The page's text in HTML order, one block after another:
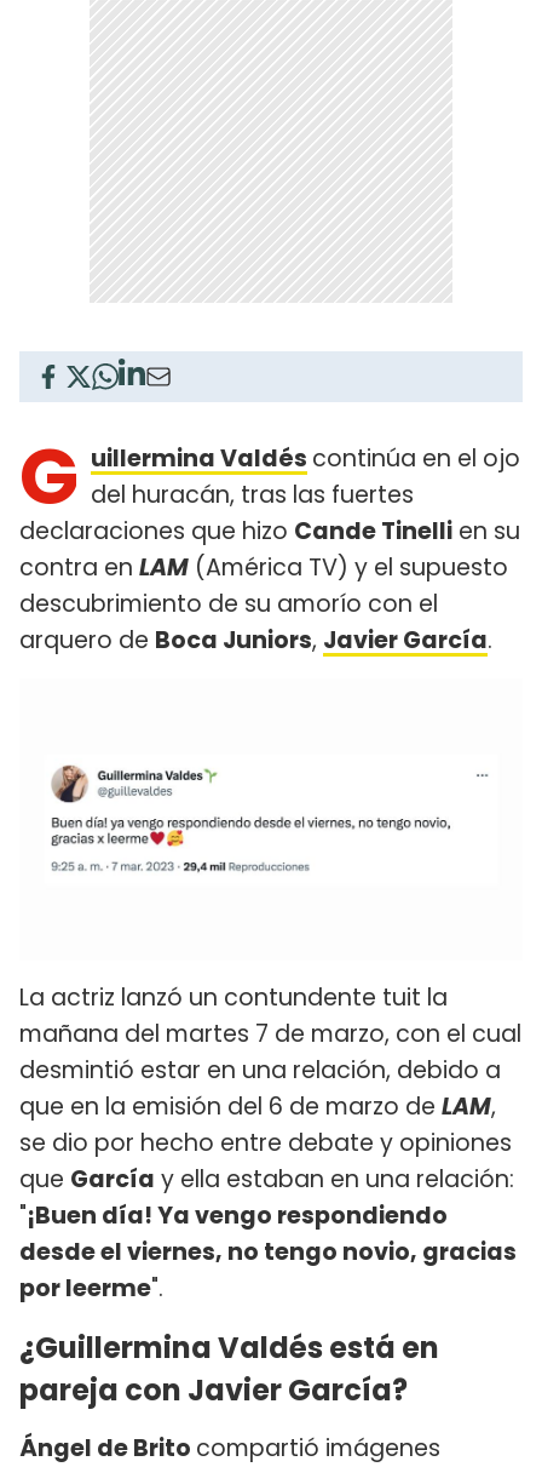
G uillermina Valdés continúa en el ojo
del huracán, tras las fuertes
declaraciones que hizo Cande Tinelli en su
contra en LAM (América TV) y el supuesto
descubrimiento de su amorío con el
arquero de Boca Juniors, Javier García.
La actriz lanzó un contundente tuit la
mañana del martes 7 de marzo, con el cual
desmintió estar en una relación, debido a
que en la emisión del 6 de marzo de LAM,
se dio por hecho entre debate y opiniones
que García y ella estaban en una relación:
"¡Buen día! Ya vengo respondiendo
desde el viernes, no tengo novio, gracias
por leerme".
¿Guillermina Valdés está en
pareja con Javier García?
Ángel de Brito compartió imágenes